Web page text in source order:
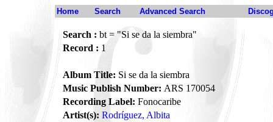
Home Search Advanced Search
Search : bt = "Si se da la siembra"
Record : 1
Album Title: Si se da la siembra
Music Publish Number: ARS 170054
Recording Label: Fonocaribe
Artist(s): Rodríguez, Albita